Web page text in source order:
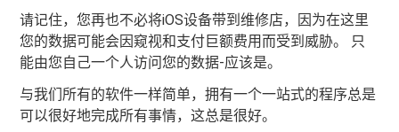
请记住，您再也不必将iOS设备带到维修店，因为在这里
您的数据可能会因窥视和支付巨额费用而受到威胁。 只
能由您自己一个人访问您的数据-应该是。
与我们所有的软件一样简单，拥有一个一站式的程序总是
可以很好地完成所有事情，这总是很好。